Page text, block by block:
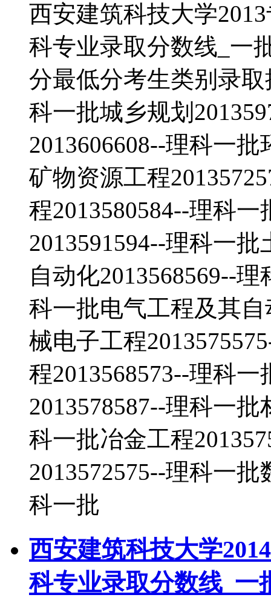
西安建筑科技大学
科专业录取分数线_一
分最低分考生类别录取
科一批城乡规划
2013606608--理科一
矿物资源工程
程2013580584--理科
2013591594--理科一
自动化2013568569--
科一批电气工程及其自
械电子工程
程2013568573--理科
2013578587--理科一
科一批冶金工程
2013572575--理科一
科一批
西安建筑科技大学
科专业录取分数线_一